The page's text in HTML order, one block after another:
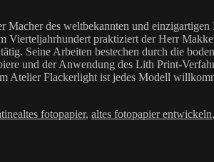
des weltbekannten und
Vierteljahrhundert praktiziert der Herr
Seine Arbeiten bestechen durch die
und der Anwendung des Lith Print-
Atelier Flackerlight ist jedes Modell
Schlagwörter
altes fotopapier, altes fotopapier entwickeln,